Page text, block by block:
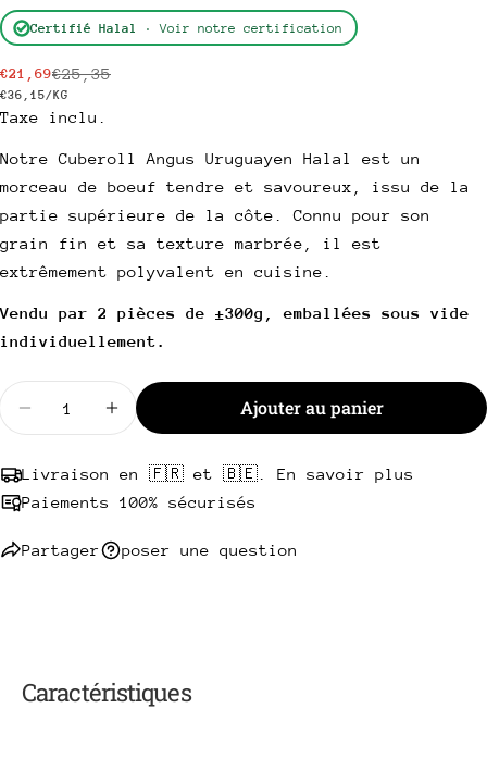
Certifié Halal · Voir notre certification
Prix
de
€21,69
Prix
habituel
€25,35
PRIX
UNITAIRE
€36,15/PAR
KG
Taxe inclu.
Notre Cuberoll Angus Uruguayen Halal est un
morceau de boeuf tendre et savoureux, issu de la
partie supérieure de la côte. Connu pour son
grain fin et sa texture marbrée, il est
extrêmement polyvalent en cuisine.
Vendu par 2 pièces de ±300g, emballées sous vide
individuellement.
Diminuer la quantité pour Cuberoll Angus
Augmenter la quantité pour Cuberoll
Ajouter au panier
Livraison en 🇫🇷 et 🇧🇪. En savoir plus
Paiements 100% sécurisés
Partager
Partager ce produit
Partager
Copie
Partager
sur
Partager
sur
poser une question
poser une question
nom
Votre
Votre
Envoyer une question
Caractéristiques